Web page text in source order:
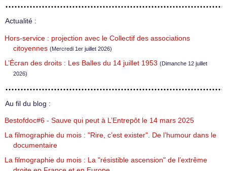
Actualité :
Hors-service : projection avec le Collectif des associations
citoyennes (Mercredi 1er juillet 2026)
L’Écran des droits : Les Balles du 14 juillet 1953 (Dimanche 12 juillet
2026)
Au fil du blog :
Bestofdoc#6 - Sauve qui peut à L’Entrepôt le 14 mars 2025
La filmographie du mois : "Rire, c’est exister". De l’humour dans le
documentaire
La filmographie du mois : La "résistible ascension" de l’extrême